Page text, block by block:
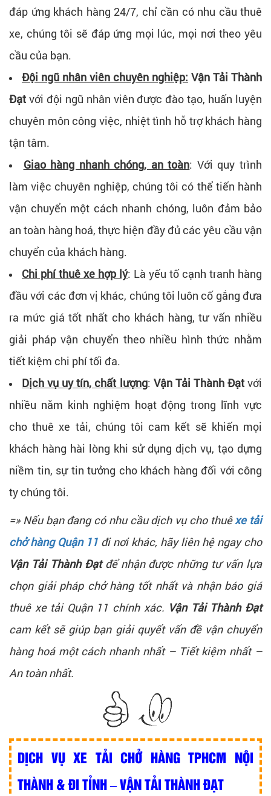
đáp ứng khách hàng 24/7, chỉ cần có nhu cầu thuê
xe, chúng tôi sẽ đáp ứng mọi lúc, mọi nơi theo yêu
cầu của bạn.
Đội ngũ nhân viên chuyên nghiệp: Vận Tải Thành
Đạt với đội ngũ nhân viên được đào tạo, huấn luyện
chuyên môn công việc, nhiệt tình hỗ trợ khách hàng
tận tâm.
Giao hàng nhanh chóng, an toàn: Với quy trình
làm việc chuyên nghiệp, chúng tôi có thể tiến hành
vận chuyển một cách nhanh chóng, luôn đảm bảo
an toàn hàng hoá, thực hiện đầy đủ các yêu cầu vận
chuyển của khách hàng.
Chi phí thuê xe hợp lý: Là yếu tố cạnh tranh hàng
đầu với các đơn vị khác, chúng tôi luôn cố gắng đưa
ra mức giá tốt nhất cho khách hàng, tư vấn nhiều
giải pháp vận chuyển theo nhiều hình thức nhằm
tiết kiệm chi phí tối đa.
Dịch vụ uy tín, chất lượng: Vận Tải Thành Đạtvới
nhiều năm kinh nghiệm hoạt động trong lĩnh vực
cho thuê xe tải, chúng tôi cam kết sẽ khiến mọi
khách hàng hài lòng khi sử dụng dịch vụ, tạo dựng
niềm tin, sự tin tưởng cho khách hàng đối với công
ty chúng tôi.
=» Nếu bạn đang có nhu cầu dịch vụ cho thuêxe tải
chở hàng Quận 11 đi nơi khác, hãy liên hệ ngay cho
Vận Tải Thành Đạtđể nhận được những tư vấn lựa
chọn giải pháp chở hàng tốt nhất và nhận báo giá
thuê xe tải Quận 11 chính xác. Vận Tải Thành Đạt
cam kết sẽ giúp bạn giải quyết vấn đề vận chuyển
hàng hoá một cách nhanh nhất – Tiết kiệm nhất –
An toàn nhất.
DỊCH VỤ XE TẢI CHỞ HÀNG TPHCM NỘI
THÀNH & ĐI TỈNH – VẬN TẢI THÀNH ĐẠT